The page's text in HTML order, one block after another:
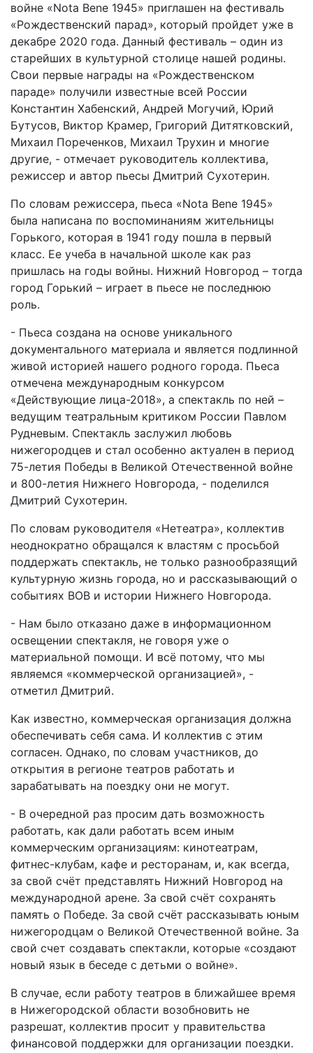
войне «Nota Bene 1945» приглашен на фестиваль
«Рождественский парад», который пройдет уже в
декабре 2020 года. Данный фестиваль – один из
старейших в культурной столице нашей родины.
Свои первые награды на «Рождественском
параде» получили известные всей России
Константин Хабенский, Андрей Могучий, Юрий
Бутусов, Виктор Крамер, Григорий Дитятковский,
Михаил Пореченков, Михаил Трухин и многие
другие, - отмечает руководитель коллектива,
режиссер и автор пьесы Дмитрий Сухотерин.
По словам режиссера, пьеса «Nota Bene 1945»
была написана по воспоминаниям жительницы
Горького, которая в 1941 году пошла в первый
класс. Ее учеба в начальной школе как раз
пришлась на годы войны. Нижний Новгород – тогда
город Горький – играет в пьесе не последнюю
роль.
- Пьеса создана на основе уникального
документального материала и является подлинной
живой историей нашего родного города. Пьеса
отмечена международным конкурсом
«Действующие лица-2018», а спектакль по ней –
ведущим театральным критиком России Павлом
Рудневым. Спектакль заслужил любовь
нижегородцев и стал особенно актуален в период
75-летия Победы в Великой Отечественной войне
и 800-летия Нижнего Новгорода, - поделился
Дмитрий Сухотерин.
По словам руководителя «Нетеатра», коллектив
неоднократно обращался к властям с просьбой
поддержать спектакль, не только разнообразящий
культурную жизнь города, но и рассказывающий о
событиях ВОВ и истории Нижнего Новгорода.
- Нам было отказано даже в информационном
освещении спектакля, не говоря уже о
материальной помощи. И всё потому, что мы
являемся «коммерческой организацией», -
отметил Дмитрий.
Как известно, коммерческая организация должна
обеспечивать себя сама. И коллектив с этим
согласен. Однако, по словам участников, до
открытия в регионе театров работать и
зарабатывать на поездку они не могут.
- В очередной раз просим дать возможность
работать, как дали работать всем иным
коммерческим организациям: кинотеатрам,
фитнес-клубам, кафе и ресторанам, и, как всегда,
за свой счёт представлять Нижний Новгород на
международной арене. За свой счёт сохранять
память о Победе. За свой счёт рассказывать юным
нижегородцам о Великой Отечественной войне. За
свой счет создавать спектакли, которые «создают
новый язык в беседе с детьми о войне».
В случае, если работу театров в ближайшее время
в Нижегородской области возобновить не
разрешат, коллектив просит у правительства
финансовой поддержки для организации поездки.